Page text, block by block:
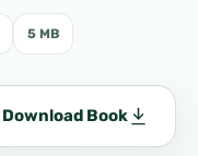
5 MB
Download Book